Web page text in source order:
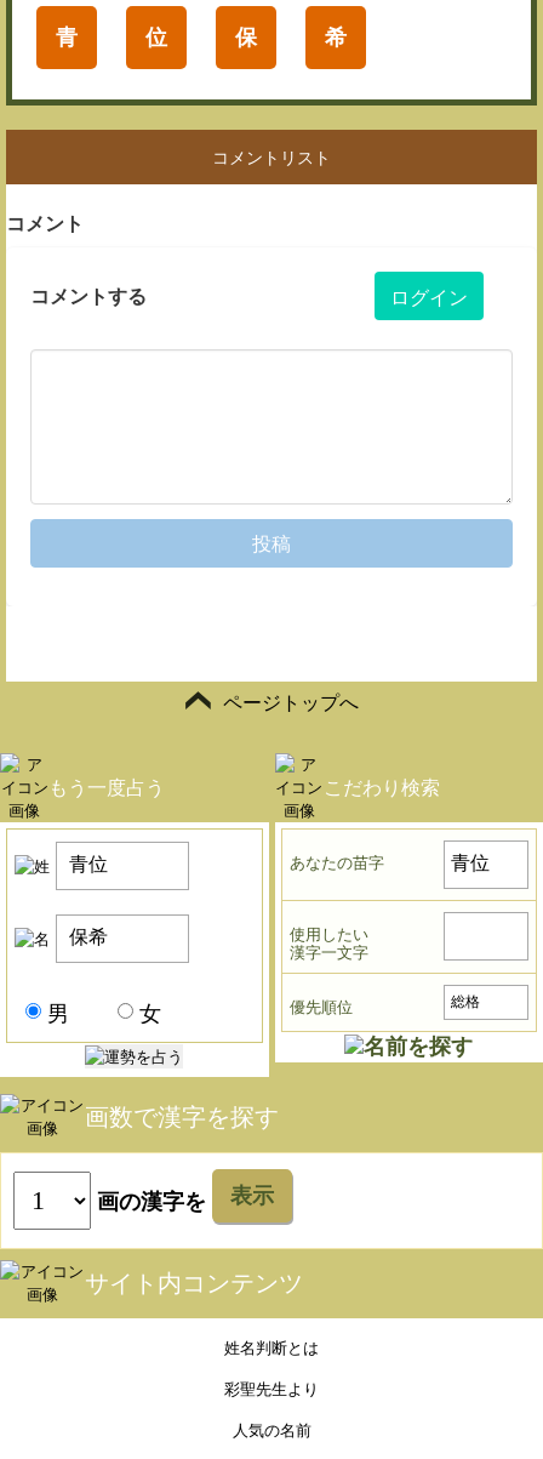
青 位 保 希
コメントリスト
コメント
コメントする ログイン
投稿
ページトップへ
もう一度占う
男 女
こだわり検索
あなたの苗字
使用したい
漢字一文字
優先順位
画数で漢字を探す
画の漢字を 表示
サイト内コンテンツ
姓名判断とは
彩聖先生より
人気の名前